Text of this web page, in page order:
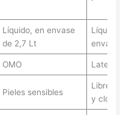
Líquido, en envase
de 2,7 Lt
OMO Late!
Pieles sensibles
Libre
y cloro